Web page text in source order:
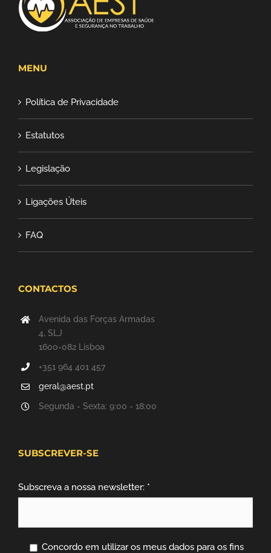
MENU
Política de Privacidade
Estatutos
Legislação
Ligações Úteis
FAQ
CONTACTOS
Avenida das Forças Armadas
4, SLJ
1600-082 Lisboa
+351 964 401 457
geral@aest.pt
Segunda - Sexta: 9:00 - 18:00
SUBSCREVER-SE
Subscreva a nossa newsletter: *
Concordo em utilizar os meus dados para os fins